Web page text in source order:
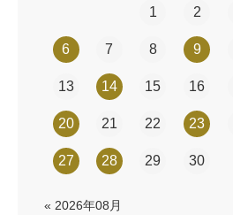
1 2
6 7 8 9
13 14 15 16
20 21 22 23
27 28 29 30
« 2026年08月